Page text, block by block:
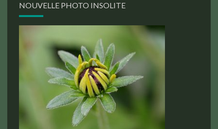
NOUVELLE PHOTO INSOLITE